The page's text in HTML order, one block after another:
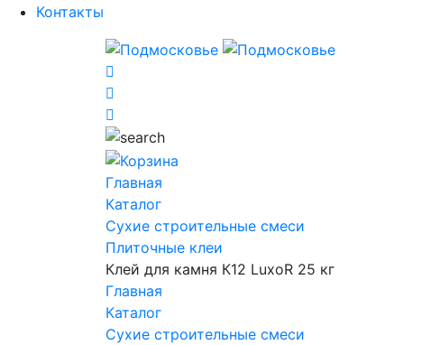
Контакты
Главная
Каталог
Сухие строительные смеси
Плиточные клеи
Клей для камня К12 LuxoR 25 кг
Главная
Каталог
Сухие строительные смеси